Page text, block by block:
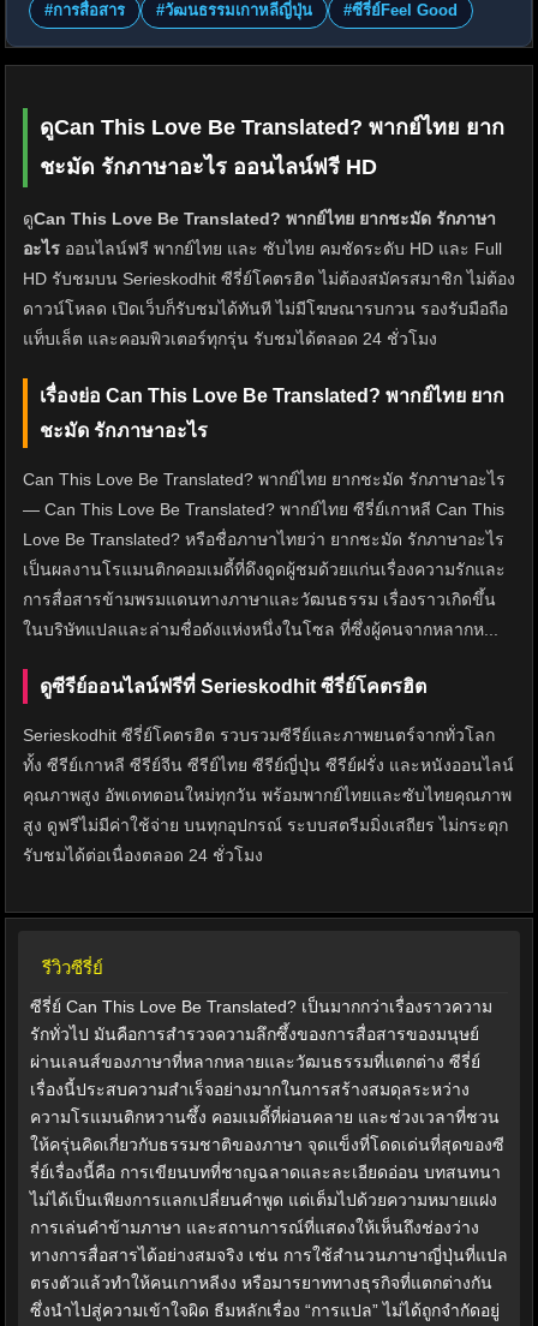
#การสื่อสาร
#วัฒนธรรมเกาหลีญี่ปุ่น #ซีรี่ย์Feel Good
ดูCan This Love Be Translated? พากย์ไทย ยาก
ชะมัด รักภาษาอะไร ออนไลน์ฟรี HD
ดูCan This Love Be Translated? พากย์ไทย ยากชะมัด รักภาษา
อะไร ออนไลน์ฟรี พากย์ไทย และ ซับไทย คมชัดระดับ HD และ Full
HD รับชมบน Serieskodhit ซีรี่ย์โคตรฮิต ไม่ต้องสมัครสมาชิก ไม่ต้อง
ดาวน์โหลด เปิดเว็บก็รับชมได้ทันที ไม่มีโฆษณารบกวน รองรับมือถือ
แท็บเล็ต และคอมพิวเตอร์ทุกรุ่น รับชมได้ตลอด 24 ชั่วโมง
เรื่องย่อ Can This Love Be Translated? พากย์ไทย ยาก
ชะมัด รักภาษาอะไร
Can This Love Be Translated? พากย์ไทย ยากชะมัด รักภาษาอะไร
— Can This Love Be Translated? พากย์ไทย ซีรี่ย์เกาหลี Can This
Love Be Translated? หรือชื่อภาษาไทยว่า ยากชะมัด รักภาษาอะไร
เป็นผลงานโรแมนติกคอมเมดี้ที่ดึงดูดผู้ชมด้วยแก่นเรื่องความรักและ
การสื่อสารข้ามพรมแดนทางภาษาและวัฒนธรรม เรื่องราวเกิดขึ้น
ในบริษัทแปลและล่ามชื่อดังแห่งหนึ่งในโซล ที่ซึ่งผู้คนจากหลากห...
ดูซีรีย์ออนไลน์ฟรีที่ Serieskodhit ซีรี่ย์โคตรฮิต
Serieskodhit ซีรี่ย์โคตรฮิต รวบรวมซีรีย์และภาพยนตร์จากทั่วโลก
ทั้ง ซีรีย์เกาหลี ซีรีย์จีน ซีรีย์ไทย ซีรีย์ญี่ปุ่น ซีรีย์ฝรั่ง และหนังออนไลน์
คุณภาพสูง อัพเดทตอนใหม่ทุกวัน พร้อมพากย์ไทยและซับไทยคุณภาพ
สูง ดูฟรีไม่มีค่าใช้จ่าย บนทุกอุปกรณ์ ระบบสตรีมมิ่งเสถียร ไม่กระตุก
รับชมได้ต่อเนื่องตลอด 24 ชั่วโมง
รีวิวซีรี่ย์
ซีรี่ย์ Can This Love Be Translated? เป็นมากกว่าเรื่องราวความ
รักทั่วไป มันคือการสำรวจความลึกซึ้งของการสื่อสารของมนุษย์
ผ่านเลนส์ของภาษาที่หลากหลายและวัฒนธรรมที่แตกต่าง ซีรี่ย์
เรื่องนี้ประสบความสำเร็จอย่างมากในการสร้างสมดุลระหว่าง
ความโรแมนติกหวานซึ้ง คอมเมดี้ที่ผ่อนคลาย และช่วงเวลาที่ชวน
ให้ครุ่นคิดเกี่ยวกับธรรมชาติของภาษา จุดแข็งที่โดดเด่นที่สุดของซี
รี่ย์เรื่องนี้คือ การเขียนบทที่ชาญฉลาดและละเอียดอ่อน บทสนทนา
ไม่ได้เป็นเพียงการแลกเปลี่ยนคำพูด แต่เต็มไปด้วยความหมายแฝง
การเล่นคำข้ามภาษา และสถานการณ์ที่แสดงให้เห็นถึงช่องว่าง
ทางการสื่อสารได้อย่างสมจริง เช่น การใช้สำนวนภาษาญี่ปุ่นที่แปล
ตรงตัวแล้วทำให้คนเกาหลีงง หรือมารยาททางธุรกิจที่แตกต่างกัน
ซึ่งนำไปสู่ความเข้าใจผิด ธีมหลักเรื่อง “การแปล” ไม่ได้ถูกจำกัดอยู่